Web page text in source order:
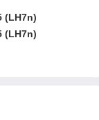
(LH7n)
(LH7n)